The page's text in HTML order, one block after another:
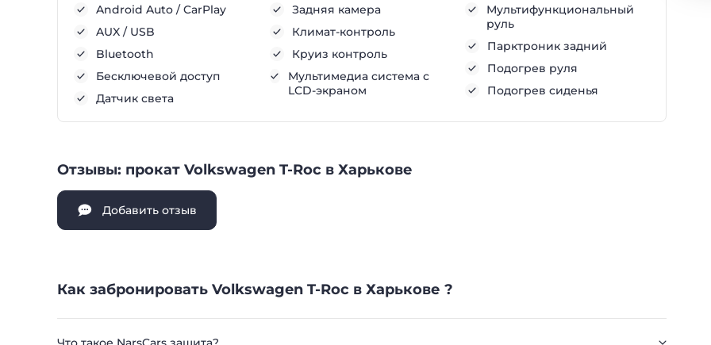
Android Auto / CarPlay
AUX / USB
Bluetooth
Бесключевой доступ
Датчик света
Задняя камера
Климат-контроль
Круиз контроль
Мультимедиа система с
LCD-экраном
Мультифункциональный
руль
Парктроник задний
Подогрев руля
Подогрев сиденья
Отзывы: прокат Volkswagen T-Roc в Харькове
Добавить отзыв
Как забронировать Volkswagen T-Roc в Харькове ?